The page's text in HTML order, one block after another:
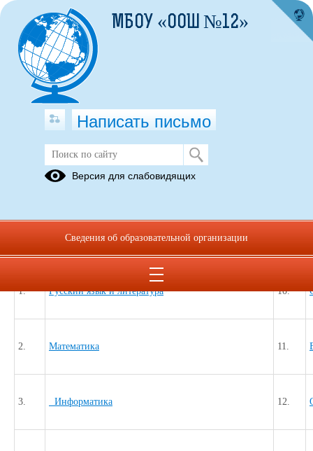
Каталог полезных ссылок по
учебным предметам
Каталог полезных ссылок по общеобразовательным предметам
1. Русский язык и литература 10.
2. Математика 11.
3. Информатика 12.
МБОУ «ООШ №12»
Написать письмо
Версия для слабовидящих
Сведения об образовательной организации